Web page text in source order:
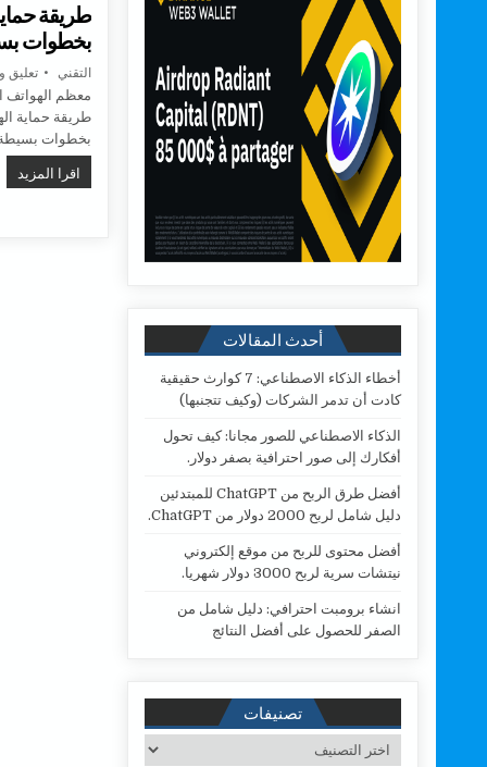
طريقة
بخطوات
AUTHOR:
التقني تعليق
معظم الهواتف
طريقة حماية
بخطوات
اقرا المزيد
أحدث المقالات
أخطاء الذكاء الاصطناعي: 7 كوارث حقيقية
كادت أن تدمر الشركات (وكيف تتجنبها)
الذكاء الاصطناعي للصور مجانا: كيف تحول
أفكارك إلى صور احترافية بصفر دولار.
أفضل طرق الربح من ChatGPT للمبتدئين
دليل شامل لربح 2000 دولار من ChatGPT.
أفضل محتوى للربح من موقع إلكتروني
نيتشات سرية لربح 3000 دولار شهريا.
انشاء برومبت احترافي: دليل شامل من
الصفر للحصول على أفضل النتائج
تصنيفات
تصنيفات